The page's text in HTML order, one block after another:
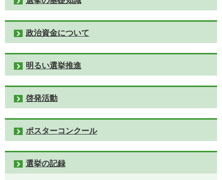
政治資金について
明るい選挙推進
啓発活動
ポスターコンクール
選挙の記録